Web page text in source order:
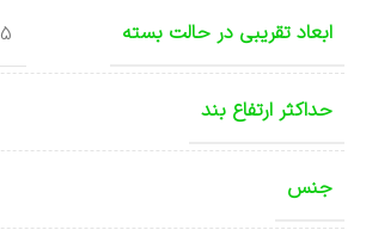
ابعاد تقریبی در حالت بسته 5 * 8.5 سانتی متر
حداکثر ارتفاع بند
جنس